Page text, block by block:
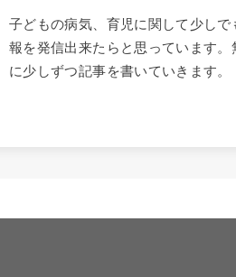
子どもの病気、育児に関して少しで
報を発信出来たらと思っています。
に少しずつ記事を書いていきます。